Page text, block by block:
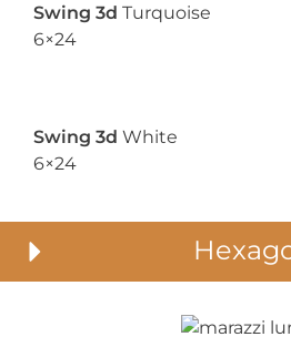
Swing 3d Turquoise
6×24
Swing 3d White
6×24